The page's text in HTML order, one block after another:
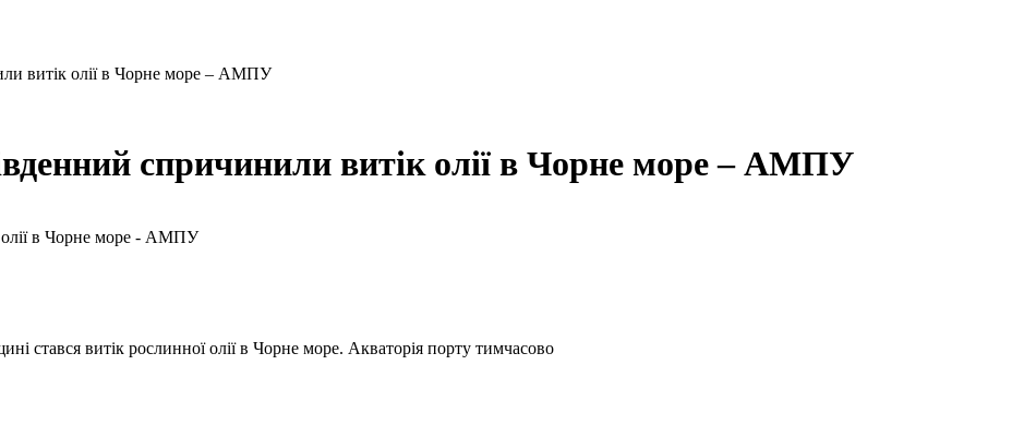
витік олії в Чорне море – АМПУ
спричинили витік олії в Чорне море – АМПУ
стався витік рослинної олії в Чорне море. Акваторія порту тимчасово